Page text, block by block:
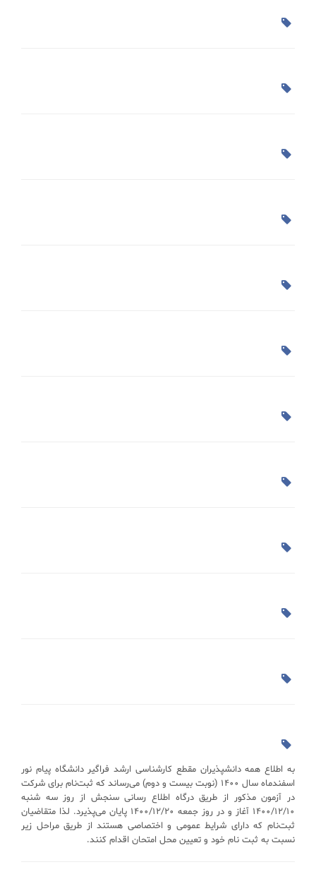
به اطلاع همه دانشپذیران مقطع کارشناسی ارشد فراگیر دانشگاه پیام نور
اسفندماه سال 1400 (نوبت بیست و دوم) می‌رساند که ثبت‌نام برای شرکت
در آزمون مذکور از طریق درگاه اطلاع رسانی سنجش از روز سه شنبه
1400/12/10 آغاز و در روز جمعه 1400/12/20 پایان می‌پذیرد. لذا متقاضیان
ثبت‌نام که دارای شرایط عمومی و اختصاصی هستند از طریق مراحل زیر
نسبت به ثبت نام خود و تعیین محل امتحان اقدام کنند.